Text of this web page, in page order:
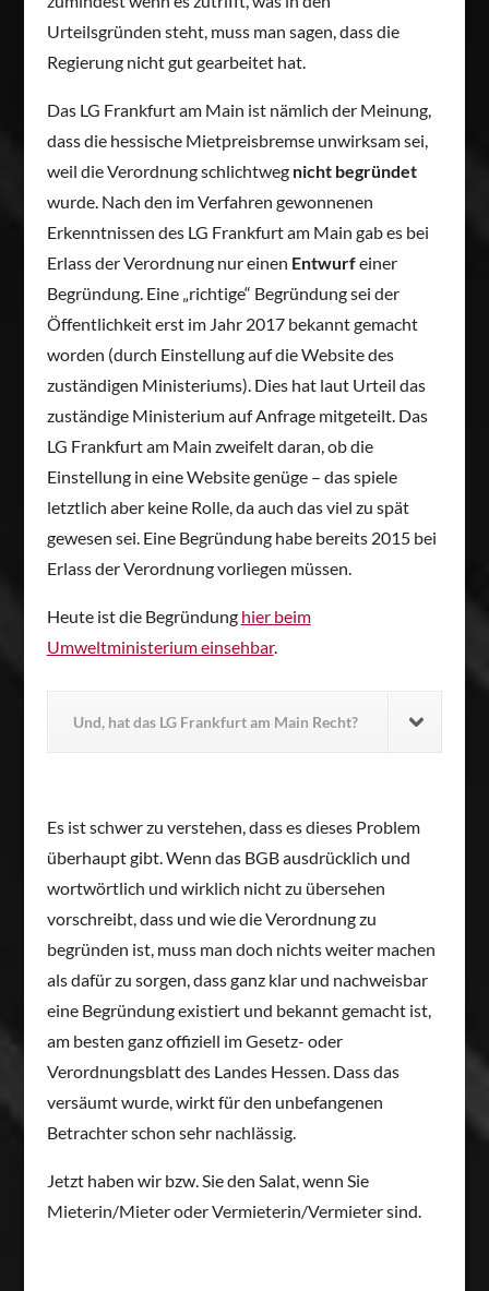
Urteilsgründen steht, muss man sagen, dass die
Regierung nicht gut gearbeitet hat.
Das LG Frankfurt am Main ist nämlich der Meinung,
dass die hessische Mietpreisbremse unwirksam sei,
weil die Verordnung schlichtweg nicht begründet
wurde. Nach den im Verfahren gewonnenen
Erkenntnissen des LG Frankfurt am Main gab es bei
Erlass der Verordnung nur einen Entwurfeiner
Begründung. Eine „richtige“ Begründung sei der
Öffentlichkeit erst im Jahr 2017 bekannt gemacht
worden (durch Einstellung auf die Website des
zuständigen Ministeriums). Dies hat laut Urteil das
zuständige Ministerium auf Anfrage mitgeteilt. Das
LG Frankfurt am Main zweifelt daran, ob die
Einstellung in eine Website genüge – das spiele
letztlich aber keine Rolle, da auch das viel zu spät
gewesen sei. Eine Begründung habe bereits 2015 bei
Erlass der Verordnung vorliegen müssen.
Heute ist die Begründung hier beim
Umweltministerium einsehbar.
Und, hat das LG Frankfurt am Main Recht?
Es ist schwer zu verstehen, dass es dieses Problem
überhaupt gibt. Wenn das BGB ausdrücklich und
wortwörtlich und wirklich nicht zu übersehen
vorschreibt, dass und wie die Verordnung zu
begründen ist, muss man doch nichts weiter machen
als dafür zu sorgen, dass ganz klar und nachweisbar
eine Begründung existiert und bekannt gemacht ist,
am besten ganz offiziell im Gesetz- oder
Verordnungsblatt des Landes Hessen. Dass das
versäumt wurde, wirkt für den unbefangenen
Betrachter schon sehr nachlässig.
Jetzt haben wir bzw. Sie den Salat, wenn Sie
Mieterin/Mieter oder Vermieterin/Vermieter sind.